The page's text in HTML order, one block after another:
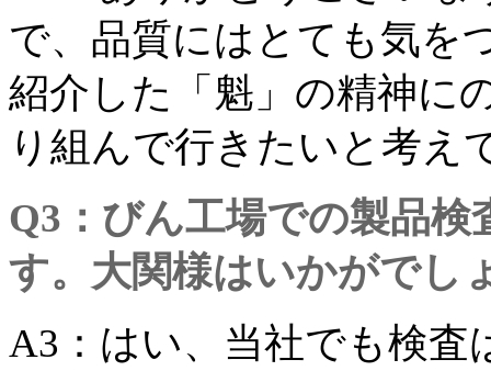
で、品質にはとても気を
紹介した「魁」の精神に
り組んで行きたいと考え
Q3：びん工場での製品
す。大関様はいかがでし
A3：はい、当社でも検査